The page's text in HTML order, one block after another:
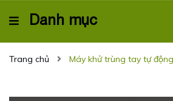
Danh mục
Trang chủ Máy khử trùng tay tự